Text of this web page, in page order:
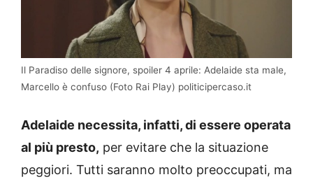
Il Paradiso delle signore, spoiler 4 aprile: Adelaide sta male,
Marcello è confuso (Foto Rai Play) politicipercaso.it
Adelaide necessita, infatti, di essere operata
al più presto, per evitare che la situazione
peggiori. Tutti saranno molto preoccupati, ma